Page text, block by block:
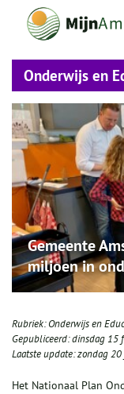
Onderwijs en
Gemeente
miljoen in
Rubriek:Onderwijs en
Gepubliceerd:dinsdag 15
Laatste update:zondag
Het Nationaal Plan